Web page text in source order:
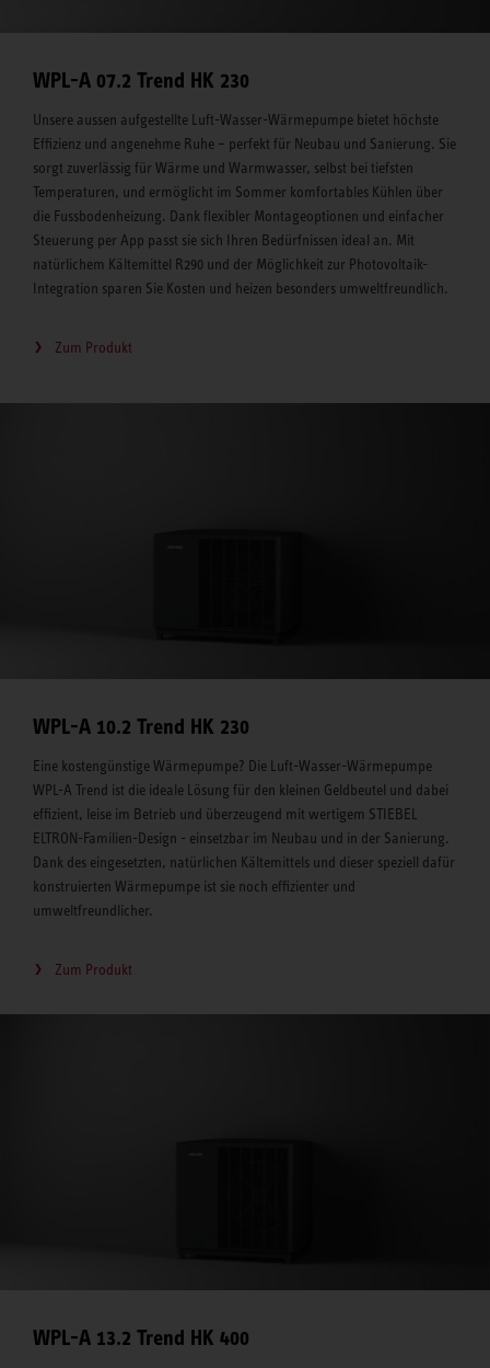
WPL-A 07.2 Trend HK 230
Unsere aussen aufgestellte Luft-Wasser-Wärmepumpe bietet höchste
Effizienz und angenehme Ruhe – perfekt für Neubau und Sanierung. Sie
sorgt zuverlässig für Wärme und Warmwasser, selbst bei tiefsten
Temperaturen, und ermöglicht im Sommer komfortables Kühlen über
die Fussbodenheizung. Dank flexibler Montageoptionen und einfacher
Steuerung per App passt sie sich Ihren Bedürfnissen ideal an. Mit
natürlichem Kältemittel R290 und der Möglichkeit zur Photovoltaik-
Integration sparen Sie Kosten und heizen besonders umweltfreundlich.
Zum Produkt
WPL-A 10.2 Trend HK 230
Eine kostengünstige Wärmepumpe? Die Luft-Wasser-Wärmepumpe
WPL-A Trend ist die ideale Lösung für den kleinen Geldbeutel und dabei
effizient, leise im Betrieb und überzeugend mit wertigem STIEBEL
ELTRON-Familien-Design - einsetzbar im Neubau und in der Sanierung.
Dank des eingesetzten, natürlichen Kältemittels und dieser speziell dafür
konstruierten Wärmepumpe ist sie noch effizienter und
umweltfreundlicher.
Zum Produkt
WPL-A 13.2 Trend HK 400